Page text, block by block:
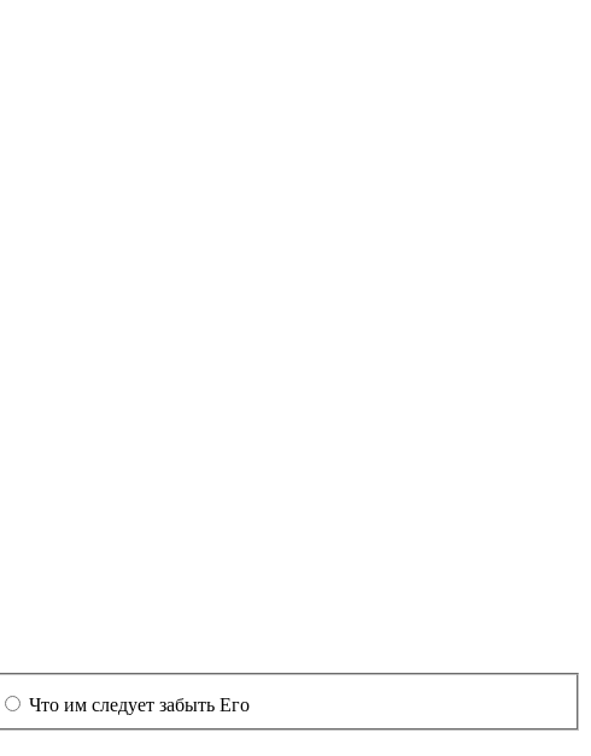
Что им следует забыть Его